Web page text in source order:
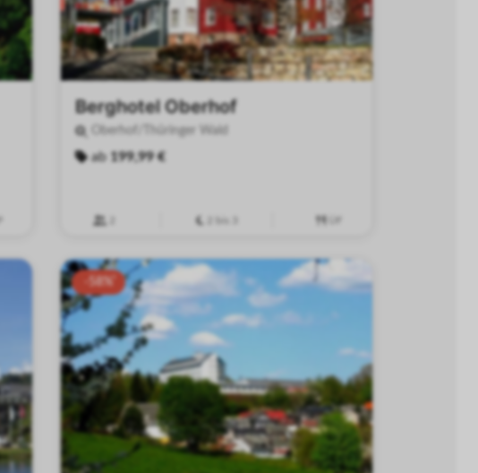
Berghotel Oberhof
Oberhof/Thüringer Wald
ab 199,99 €
-58%